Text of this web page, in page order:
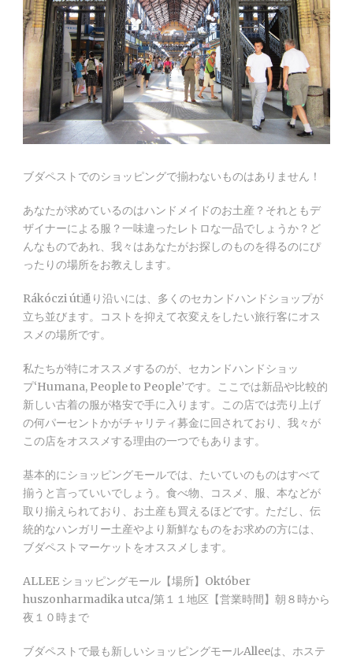
ブダペストでのショッピングで揃わないものはありません！
あなたが求めているのはハンドメイドのお土産？それともデ
ザイナーによる服？一味違ったレトロな一品でしょうか？ど
んなものであれ、我々はあなたがお探しのものを得るのにぴ
ったりの場所をお教えします。
Rákóczi út通り沿いには、多くのセカンドハンドショップが
立ち並びます。コストを抑えて衣変えをしたい旅行客にオス
スメの場所です。
私たちが特にオススメするのが、セカンドハンドショッ
プ‘Humana, People to People’です。ここでは新品や比較的
新しい古着の服が格安で手に入ります。この店では売り上げ
の何パーセントかがチャリティ募金に回されており、我々が
この店をオススメする理由の一つでもあります。
基本的にショッピングモールでは、たいていのものはすべて
揃うと言っていいでしょう。食べ物、コスメ、服、本などが
取り揃えられており、お土産も買えるほどです。ただし、伝
統的なハンガリー土産やより新鮮なものをお求めの方には、
ブダペストマーケットをオススメします。
ALLEE ショッピングモール【場所】Október
huszonharmadika utca/第１１地区【営業時間】朝８時から
夜１０時まで
ブダペストで最も新しいショッピングモールAlleeは、ホステ